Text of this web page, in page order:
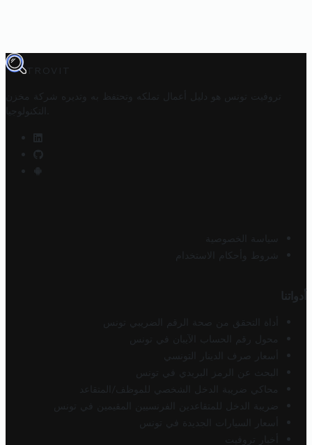
TROVIT
تروفيت تونس هو دليل أعمال تملكه وتحتفظ به وتديره
شركة مخزن
التكنولوجيا
سياسة الخصوصية
شروط وأحكام الاستخدام
أدواتنا
أداة التحقق من صحة الرقم الضريبي تونس
محول رقم الحساب الآيبان في تونس
أسعار صرف الدينار التونسي
البحث عن الرمز البريدي في تونس
محاكي ضريبة الدخل الشخصي للموظف/المتقاعد
ضريبة الدخل للمتقاعدين الفرنسيين المقيمين في تونس
أسعار السيارات الجديدة في تونس
أخبار تروفيت